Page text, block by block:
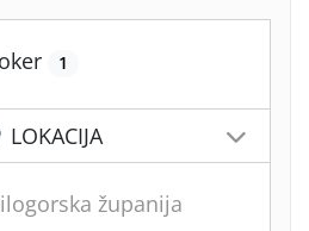
1
LOKACIJA
županija